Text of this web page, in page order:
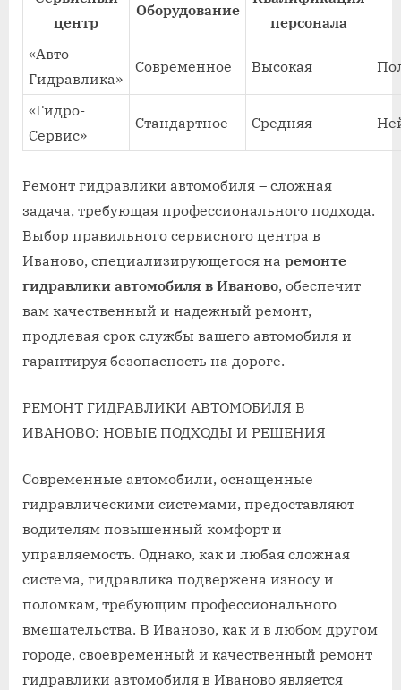
центр
Оборудование
персонала
«Авто-
Гидравлика»
Современное Высокая
«Гидро-
Сервис»
Стандартное Средняя
Ремонт гидравлики автомобиля – сложная
задача, требующая профессионального подхода.
Выбор правильного сервисного центра в
Иваново, специализирующегося на ремонте
гидравлики автомобиля в Иваново, обеспечит
вам качественный и надежный ремонт,
продлевая срок службы вашего автомобиля и
гарантируя безопасность на дороге.
РЕМОНТ ГИДРАВЛИКИ АВТОМОБИЛЯ В
ИВАНОВО: НОВЫЕ ПОДХОДЫ И РЕШЕНИЯ
Современные автомобили, оснащенные
гидравлическими системами, предоставляют
водителям повышенный комфорт и
управляемость. Однако, как и любая сложная
система, гидравлика подвержена износу и
поломкам, требующим профессионального
вмешательства. В Иваново, как и в любом другом
городе, своевременный и качественный ремонт
гидравлики автомобиля в Иваново является